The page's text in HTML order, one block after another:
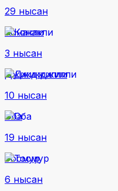
29 нысан
Конакли
3 нысан
Джикджилли
10 нысан
Оба
19 нысан
Тосмур
6 нысан